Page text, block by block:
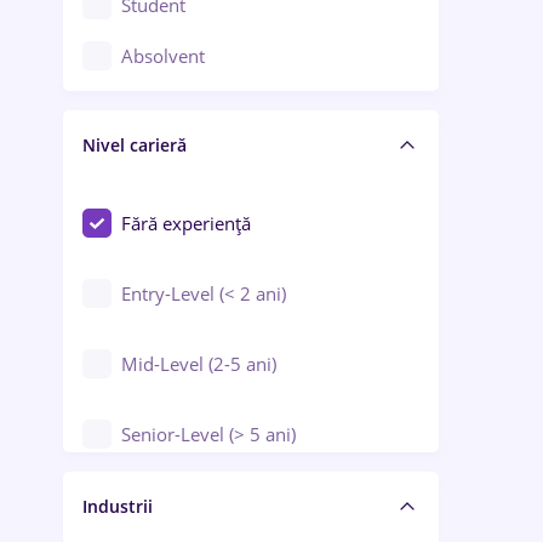
Controlul calității
Educație / Training / Arte
Student
Absolvent
Nivel carieră
Fără experiență
Entry-Level (< 2 ani)
Mid-Level (2-5 ani)
Senior-Level (> 5 ani)
Manager / Executiv
Industrii